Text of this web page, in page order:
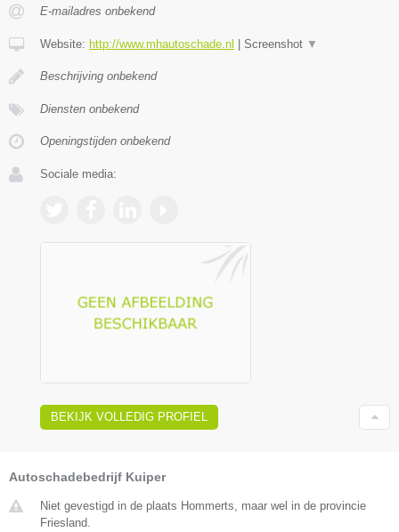
E-mailadres onbekend
Website: http://www.mhautoschade.nl Screenshot ▼
Beschrijving onbekend
Diensten onbekend
Openingstijden onbekend
Sociale media:
BEKIJK VOLLEDIG PROFIEL
Autoschadebedrijf Kuiper
Niet gevestigd in de plaats Hommerts, maar wel in de provincie
Friesland.